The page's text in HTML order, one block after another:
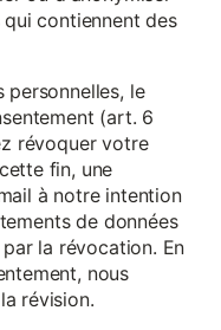
contiennent des
personnelles, le
(art. 6
révoquer votre
fin, une
à notre intention
de données
la révocation. En
nous
révision.